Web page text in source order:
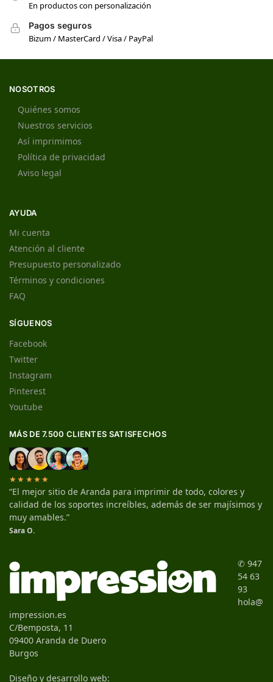
En productos con personalización
Pagos seguros
Bizum / MasterCard / Visa / PayPal
NOSOTROS
Quiénes somos
Nuestros servicios
Así imprimimos
Política de privacidad
Aviso legal
AYUDA
Mi cuenta
Atención al cliente
Presupuesto personalizado
Términos y condiciones
FAQ
SÍGUENOS
Facebook
Twitter
Instagram
Pinterest
Youtube
MÁS DE 7.500 CLIENTES SATISFECHOS
★★★★★
“El mejor sitio de Aranda para imprimir de todo, colores y
calidad de los soportes increíbles, además de ser majísimos y
muy amables.”
Sara O.
✆ 947
54 63
93
hola@
impression.es
C/Bemposta, 11
09400 Aranda de Duero
Burgos
Diseño y desarrollo web: